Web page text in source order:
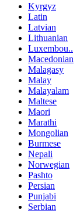
Kyrgyz
Latin
Latvian
Lithuanian
Luxembou..
Macedonian
Malagasy
Malay
Malayalam
Maltese
Maori
Marathi
Mongolian
Burmese
Nepali
Norwegian
Pashto
Persian
Punjabi
Serbian